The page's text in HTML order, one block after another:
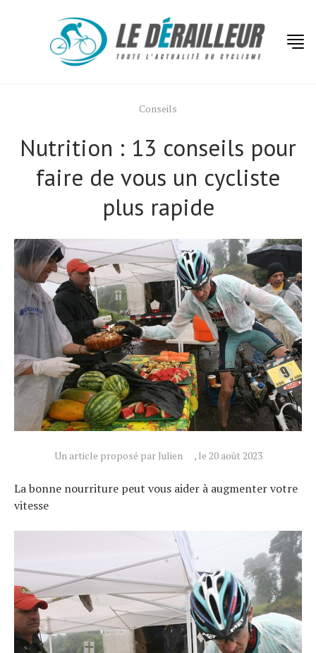
Conseils
Nutrition : 13 conseils pour
faire de vous un cycliste
plus rapide
Un article proposé par Julien , le 20 août 2023
La bonne nourriture peut vous aider à augmenter votre
vitesse